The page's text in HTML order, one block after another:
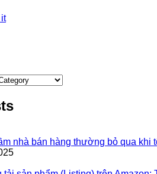
nhà bán hàng thường bỏ qua khi